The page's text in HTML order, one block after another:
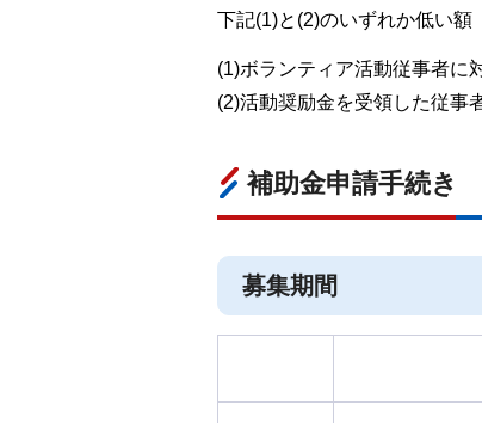
下記(1)と(2)のいずれか低い額
(1)ボランティア活動従事者に
(2)活動奨励金を受領した従事
補助金申請手続き
募集期間